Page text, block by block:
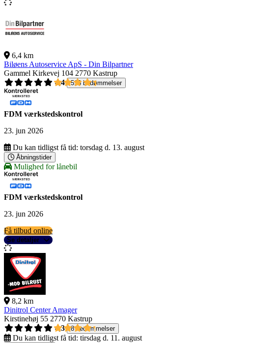
6,4 km
Biløens Autoservice ApS - Din Bilpartner
Gammel Kirkevej 104 2770 Kastrup
4,4
518 bedømmelser
FDM værkstedskontrol
23. jun 2026
Du kan tidligst få tid: torsdag d. 13. august
Åbningstider
Mulighed for lånebil
FDM værkstedskontrol
23. jun 2026
Få tilbud online
Se detaljer
8,2 km
Dinitrol Center Amager
Kirstinehøj 55 2770 Kastrup
4,3
8 bedømmelser
Du kan tidligst få tid: tirsdag d. 11. august